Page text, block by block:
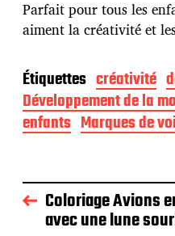
Parfait pour tous les
aiment la créativité et
Étiquettes créativité
Développement de la
enfants Marques de
Coloriage Avions
avec une lune